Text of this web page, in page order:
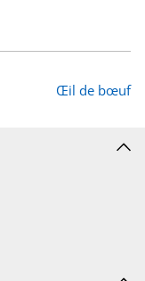
Œil de bœuf